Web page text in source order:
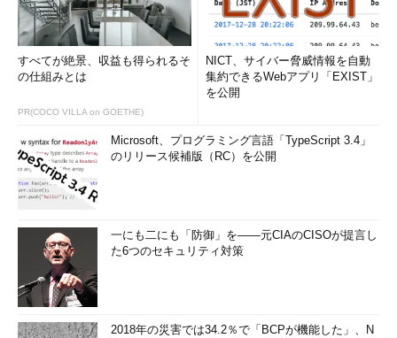
すべてが絶景、収益も得られるそ
の仕組みとは
PR(COCO VILLA on GOETHE)
NICT、サイバー脅威情報を自動
集約できるWebアプリ「EXIST」
を公開
Microsoft、プログラミング言語「TypeScript 3.4」
のリリース候補版（RC）を公開
一にも二にも「防御」を――元CIAのCISOが提言し
た6つのセキュリティ対策
2018年の災害では34.2％で「BCPが機能した」、N